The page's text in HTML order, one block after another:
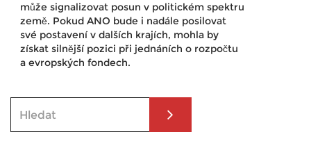
může signalizovat posun v politickém spektru
země. Pokud ANO bude i nadále posilovat
své postavení v dalších krajích, mohla by
získat silnější pozici při jednáních o rozpočtu
a evropských fondech.